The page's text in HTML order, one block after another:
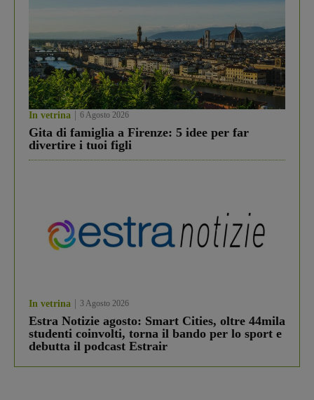
In vetrina 6 Agosto 2026
Gita di famiglia a Firenze: 5 idee per far
divertire i tuoi figli
In vetrina 3 Agosto 2026
Estra Notizie agosto: Smart Cities, oltre 44mila
studenti coinvolti, torna il bando per lo sport e
debutta il podcast Estrair